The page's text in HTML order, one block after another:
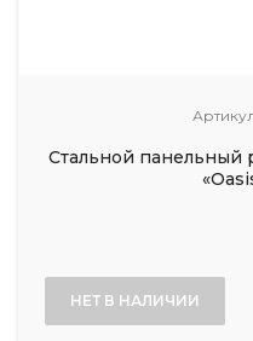
Стальной панельный
НЕТ В НАЛИЧИИ